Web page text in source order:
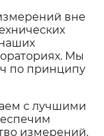
вне
Мы
по принципу
с лучшими
измерений.